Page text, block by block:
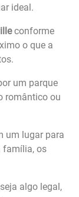
ideal.
conforme
o que a
um parque
romântico ou
um lugar para
família, os
algo legal,